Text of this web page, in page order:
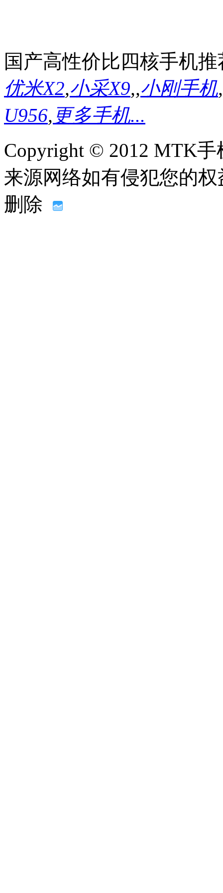
国产高性价比四核手机推
优米X2,小采X9,,小刚手机,
U956, 更多手机...
Copyright © 2012 MTK
来源网络如有侵犯您的
删除